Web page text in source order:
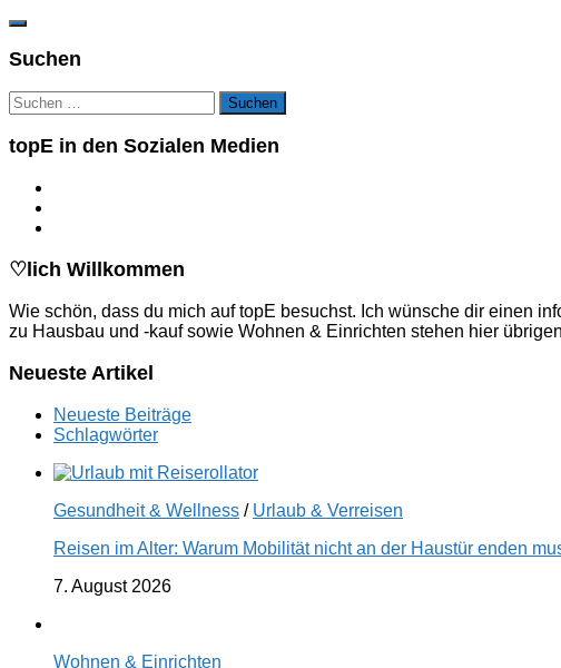
Suchen
Suchen
nach:
topE in den Sozialen Medien
♡lich Willkommen
Wie schön, dass du mich auf topE besuchst. Ich wünsche dir einen
zu Hausbau und -kauf sowie Wohnen & Einrichten stehen hier
Neueste Artikel
Neueste Beiträge
Schlagwörter
Gesundheit & Wellness / Urlaub & Verreisen
Reisen im Alter: Warum Mobilität nicht an der Haustür enden
7. August 2026
Wohnen & Einrichten